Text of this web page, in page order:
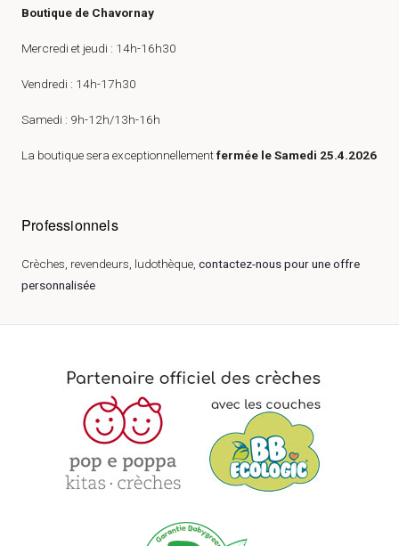
Boutique de Chavornay
Mercredi et jeudi : 14h-16h30
Vendredi : 14h-17h30
Samedi : 9h-12h/13h-16h
La boutique sera exceptionnellementfermée le Samedi 25.4.2026
Professionnels
Crèches, revendeurs, ludothèque, contactez-nous pour une offre
personnalisée